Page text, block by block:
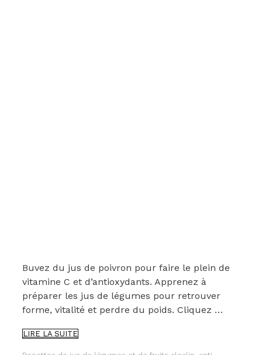
Buvez du jus de poivron pour faire le plein de
vitamine C et d’antioxydants. Apprenez à
préparer les jus de légumes pour retrouver
forme, vitalité et perdre du poids. Cliquez …
LIRE LA SUITELE